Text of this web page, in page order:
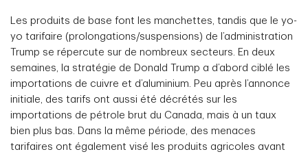
Les produits de base font les manchettes, tandis que le yo-
yo tarifaire (prolongations/suspensions) de l’administration
Trump se répercute sur de nombreux secteurs. En deux
semaines, la stratégie de Donald Trump a d’abord ciblé les
importations de cuivre et d’aluminium. Peu après l’annonce
initiale, des tarifs ont aussi été décrétés sur les
importations de pétrole brut du Canada, mais à un taux
bien plus bas. Dans la même période, des menaces
tarifaires ont également visé les produits agricoles avant